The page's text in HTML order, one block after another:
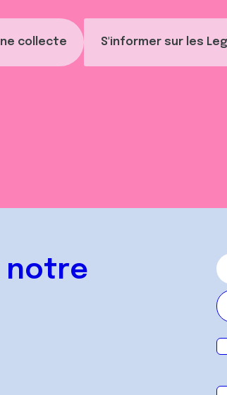
collecte S'informer sur les
notre